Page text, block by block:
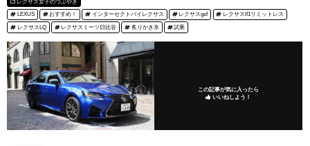
レクサス女子のつぶやき
LEXUS おすすめ！ インターセクトバイレクサス レクサスgsf レクサスlf1リミットレス
レクサスLQ レクサスミーツ日比谷 炙りかき氷 試乗
この記事が気に入ったら
いいねしよう！